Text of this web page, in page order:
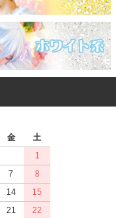
金
土
1
7
8
14
15
21
22